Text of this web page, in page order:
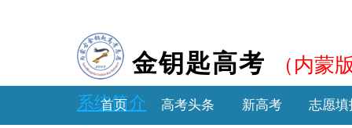
金钥匙高考 （内蒙
系统简介
首页 高考头条 新高考 志愿填